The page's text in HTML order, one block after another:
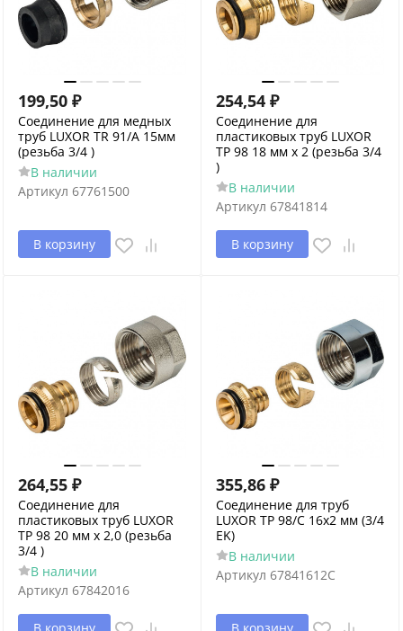
199,50 ₽
Соединение для медных
труб LUXOR TR 91/A 15мм
(резьба 3/4 )
В наличии
Артикул 67761500
В корзину
254,54 ₽
Соединение для
пластиковых труб LUXOR
TP 98 18 мм х 2 (резьба 3/4
)
В наличии
Артикул 67841814
В корзину
264,55 ₽
Соединение для
пластиковых труб LUXOR
TP 98 20 мм х 2,0 (резьба
3/4 )
В наличии
Артикул 67842016
355,86 ₽
Соединение для труб
LUXOR TP 98/C 16x2 мм (3/4
EK)
В наличии
Артикул 67841612C